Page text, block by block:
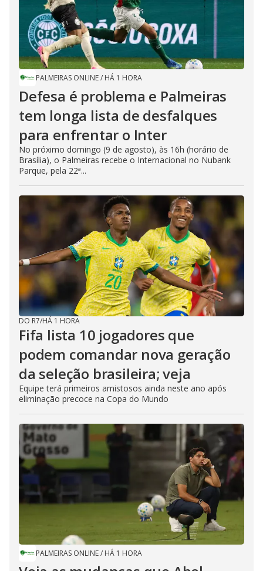
PALMEIRAS ONLINE/ HÁ 1 HORA
Defesa é problema e Palmeiras
tem longa lista de desfalques
para enfrentar o Inter
No próximo domingo (9 de agosto), às 16h (horário de
Brasília), o Palmeiras recebe o Internacional no Nubank
Parque, pela 22ª...
DO R7/HÁ 1 HORA
Fifa lista 10 jogadores que
podem comandar nova geração
da seleção brasileira; veja
Equipe terá primeiros amistosos ainda neste ano após
eliminação precoce na Copa do Mundo
PALMEIRAS ONLINE/ HÁ 1 HORA